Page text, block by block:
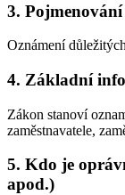
3.
Oznámení
4. Základní
Zákon stanoví
zaměstnavatele,
5. Kdo je
apod.)